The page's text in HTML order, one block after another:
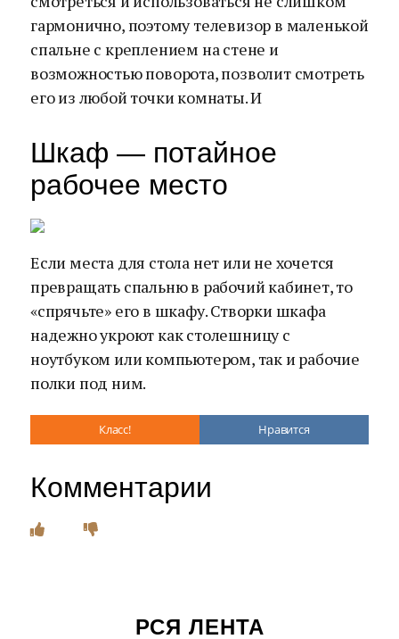
гармонично, поэтому телевизор в маленькой
спальне с креплением на стене и
возможностью поворота, позволит смотреть
его из любой точки комнаты. И
Шкаф — потайное
рабочее место
Если места для стола нет или не хочется
превращать спальню в рабочий кабинет, то
«спрячьте» его в шкафу. Створки шкафа
надежно укроют как столешницу с
ноутбуком или компьютером, так и рабочие
полки под ним.
Класс! Нравится
Комментарии
РСЯ ЛЕНТА